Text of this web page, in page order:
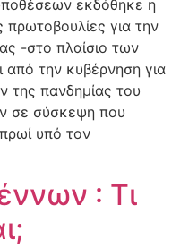
εκδόθηκε η
για την
-στο πλαίσιο των
την κυβέρνηση για
της πανδημίας του
σε σύσκεψη που
υπό τον
: Τι